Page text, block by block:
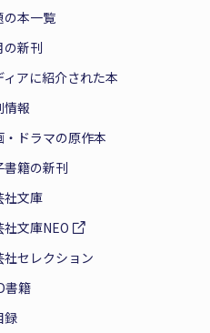
の本一覧
の新刊
ィアに紹介された本
情報
・ドラマの原作本
書籍の新刊
社文庫
社文庫NEO
社セレクション
書籍
録